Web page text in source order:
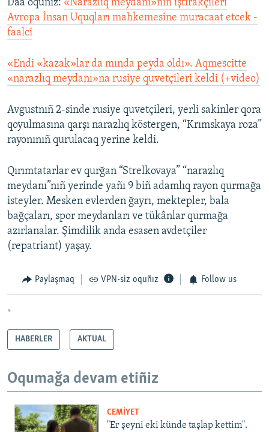
Daa oquñız: «Narazlıq meydanı»nıñ iştirakçileri
Avropa İnsan Uquqları mahkemesine muracaat etcek -
faalci
«Endi «kazak»lar da mında peyda oldı». Aqmescitte
«narazlıq meydanı»na rusiye quvetçileri keldi (+video)
Avgustnıñ 2-sinde rusiye quvetçileri, yerli sakinler qora
qoyulmasına qarşı narazlıq köstergen, “Krımskaya roza”
rayonınıñ qurulacaq yerine keldi.
Qırımtatarlar ev qurğan “Strelkovaya” “narazlıq
meydanı”nıñ yerinde yañı 9 biñ adamlıq rayon qurmağa
isteyler. Mesken evlerden ğayrı, mektepler, bala
bağçaları, spor meydanları ve tükânlar qurmağa
azırlanalar. Şimdilik anda esasen avdetçiler
(repatriant) yaşay.
Paylaşmaq VPN-siz oquñız Follow us
*
HABERLER AKTUAL
Oqumağa devam etiñiz
CEMİYET
"Er şeyni eki künde taşlap kettim".